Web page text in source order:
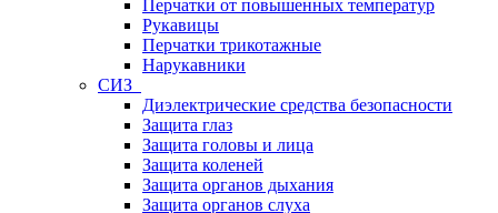
Перчатки от повышенных температур
Рукавицы
Перчатки трикотажные
Нарукавники
СИЗ
Диэлектрические средства безопасности
Защита глаз
Защита головы и лица
Защита коленей
Защита органов дыхания
Защита органов слуха